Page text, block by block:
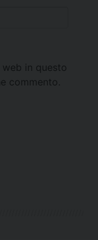
in questo
commento.